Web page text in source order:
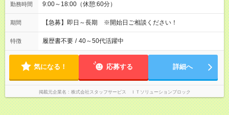
勤務時間 9:00～18:00（休憩:60分）
期間 【急募】即日～長期 ※開始日ご相談ください！
特徴 履歴書不要 / 40～50代活躍中
気になる！ 応募する 詳細へ
掲載元企業名 株式会社スタッフサービス ＩＴソリューションブロック